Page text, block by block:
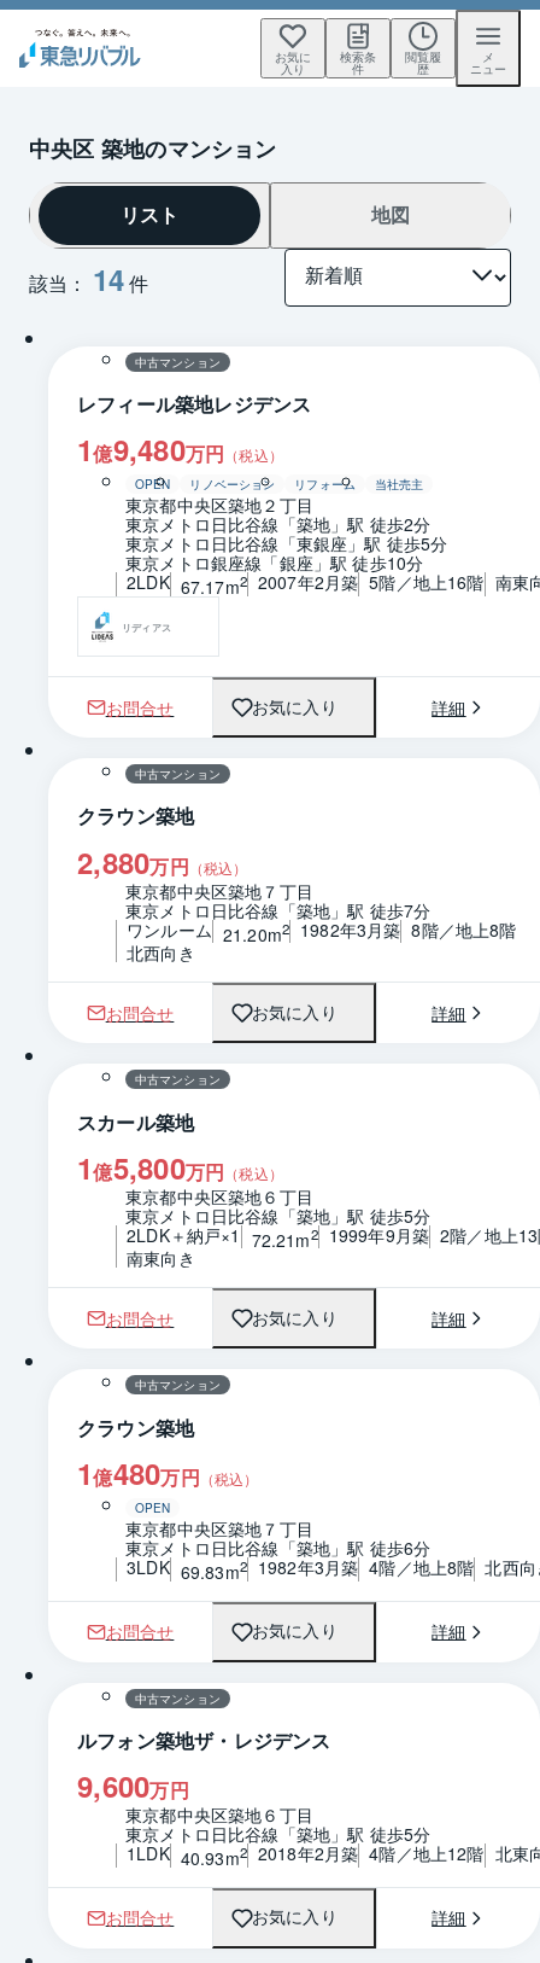
お気に
入り
検索条
件
閲覧履
歴
メ
ニュー
中央区 築地のマンション
該当： 14件
リスト 地図
1 / 0 間取り
中古マンション
レフィール築地レジデンス
1億9,480万円 （税込）
OPEN リノベーション リフォーム 当社売主
東京都中央区築地２丁目
東京メトロ日比谷線「築地」駅 徒歩2分
東京メトロ日比谷線「東銀座」駅 徒歩5分
東京メトロ銀座線「銀座」駅 徒歩10分
2LDK 67.17m2 2007年2月築 5階／地上16階 南東
リディアス
お問合せ お気に入り 詳細
1 / 0 間取り
中古マンション
クラウン築地
2,880万円 （税込）
東京都中央区築地７丁目
東京メトロ日比谷線「築地」駅 徒歩7分
ワンルーム 21.20m2 1982年3月築 8階／地上8階
北西向き
お問合せ お気に入り 詳細
1 / 0 間取り
中古マンション
スカール築地
1億5,800万円 （税込）
東京都中央区築地６丁目
東京メトロ日比谷線「築地」駅 徒歩5分
2LDK＋納戸×1
72.21m2 1999年9月築 2階／地上
南東向き
お問合せ お気に入り 詳細
1 / 0 間取り
中古マンション
クラウン築地
1億480万円 （税込）
OPEN
東京都中央区築地７丁目
東京メトロ日比谷線「築地」駅 徒歩6分
3LDK 69.83m2 1982年3月築 4階／地上8階 北西
お問合せ お気に入り 詳細
1 / 0 間取り
中古マンション
ルフォン築地ザ・レジデンス
9,600万円
東京都中央区築地６丁目
東京メトロ日比谷線「築地」駅 徒歩5分
1LDK 40.93m2 2018年2月築 4階／地上12階 北東
お問合せ お気に入り 詳細
1 / 0 間取り